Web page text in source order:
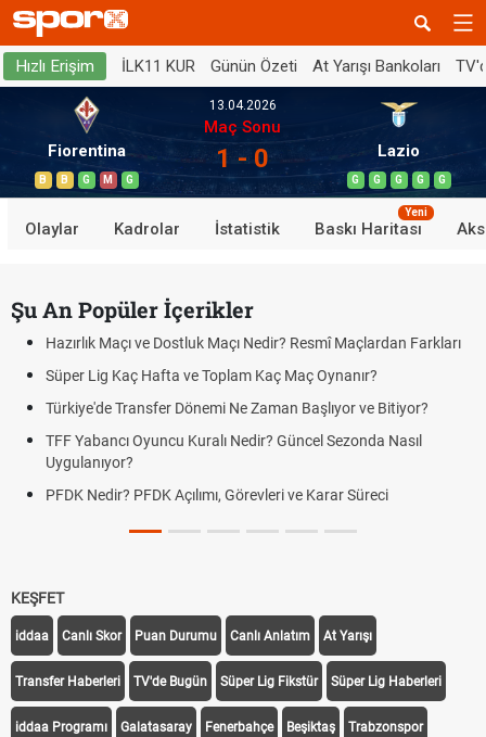
Hızlı Erişim İLK11 KUR Günün Özeti At Yarışı Bankoları
Fiorentina
B B G M G
13.04.2026
Maç Sonu
1 - 0 Lazio
G G G G G
Olaylar Kadrolar İstatistik Baskı Haritası
Yeni
Şu An Popüler İçerikler
Hazırlık Maçı ve Dostluk Maçı Nedir? Resmî Maçlardan Farkları
Süper Lig Kaç Hafta ve Toplam Kaç Maç Oynanır?
Türkiye'de Transfer Dönemi Ne Zaman Başlıyor ve Bitiyor?
TFF Yabancı Oyuncu Kuralı Nedir? Güncel Sezonda Nasıl
Uygulanıyor?
PFDK Nedir? PFDK Açılımı, Görevleri ve Karar Süreci
KEŞFET
iddaa Canlı Skor Puan Durumu Canlı Anlatım At Yarışı
Transfer Haberleri TV'de Bugün Süper Lig Fikstür Süper Lig Haberleri
iddaa Programı Galatasaray Fenerbahçe Beşiktaş Trabzonspor